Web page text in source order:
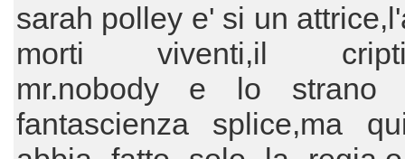
sarah polley e' si un
morti viventi,il
mr.nobody e lo
fantascienza splice,ma